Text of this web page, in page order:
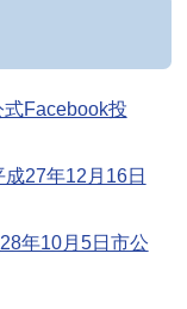
式Facebook投
成27年12月16日
年10月5日市公